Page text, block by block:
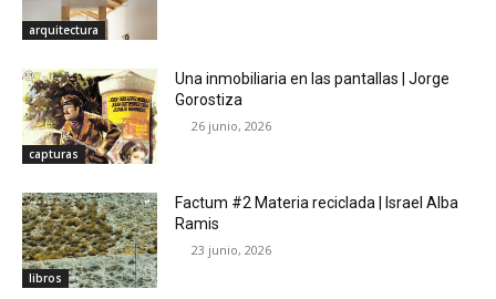
arquitectura
capturas
Una inmobiliaria en las pantallas | Jorge
Gorostiza
26 junio, 2026
libros
Factum #2 Materia reciclada | Israel Alba
Ramis
23 junio, 2026